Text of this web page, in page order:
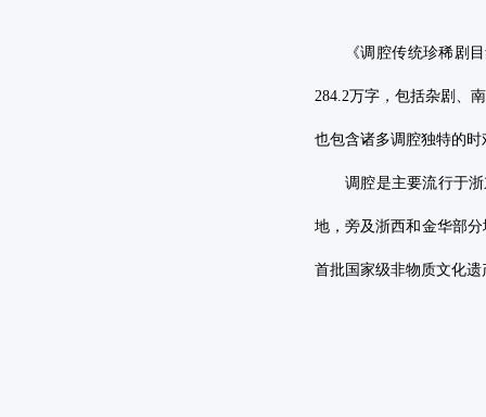
《调腔传统珍稀剧
284.2万字，包括杂剧、
也包含诸多调腔独特的
调腔是主要流行于
地，旁及浙西和金华部分
首批国家级非物质文化